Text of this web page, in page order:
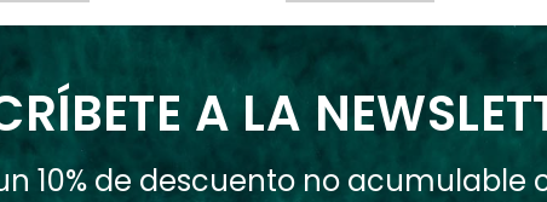
A LA
10% de descuento no acumulable